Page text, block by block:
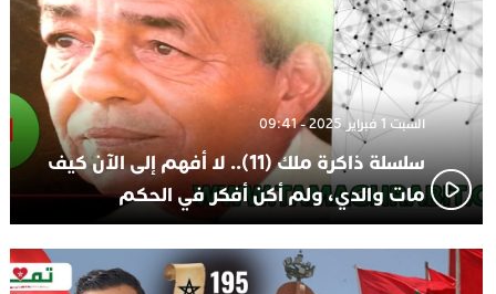
السبت 1 فبراير 2025 - 09:41
سلسلة ذاكرة ملك (11).. لا أفهم إلى الآن كيف
مات والدي، ولم أكن أفكر في الحكم